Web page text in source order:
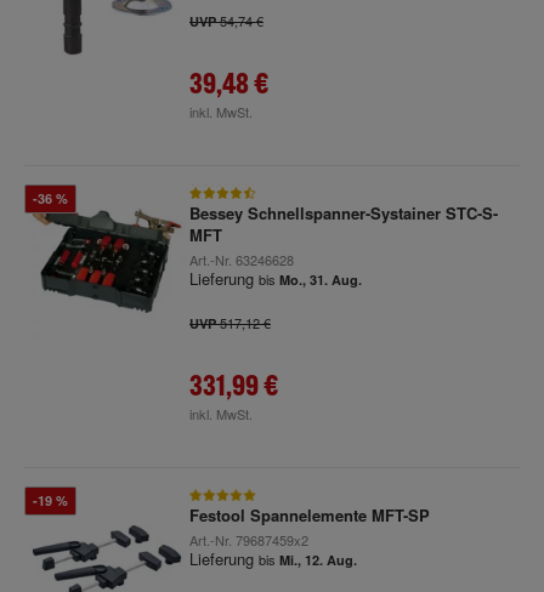
UVP54,74 €
39,48 €
inkl. MwSt.
-36 %
Bessey Schnellspanner-Systainer STC-S-
MFT
Art.-Nr. 63246628
Lieferung bis Mo., 31. Aug.
UVP517,12 €
331,99 €
inkl. MwSt.
-19 %
Festool Spannelemente MFT-SP
Art.-Nr. 79687459x2
Lieferung bis Mi., 12. Aug.